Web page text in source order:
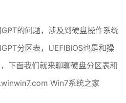
的问题，涉及到硬盘操作系统
分区表，UEFIBIOS也是和操
下面我们就来聊聊硬盘分区表和
Win7系统之家